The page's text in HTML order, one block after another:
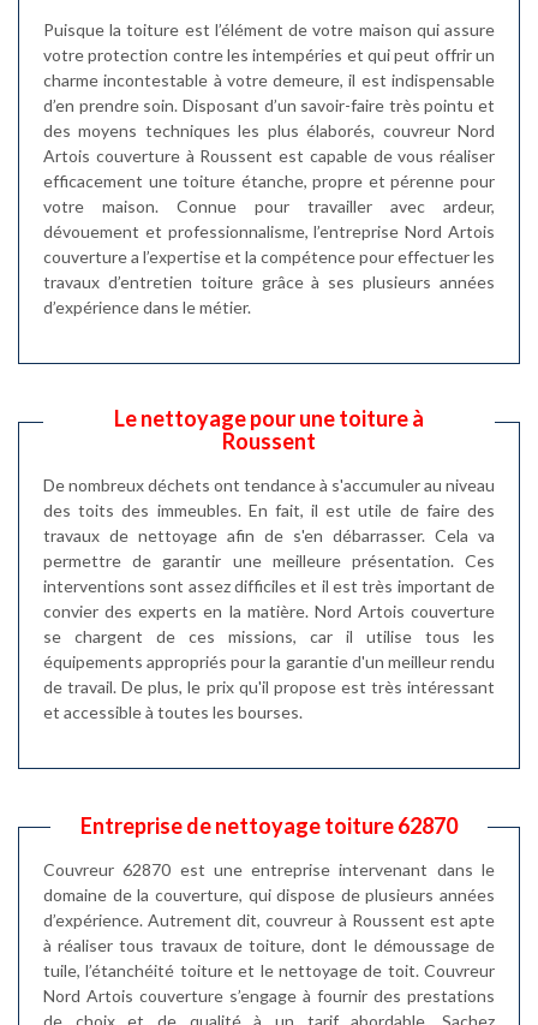
Puisque la toiture est l’élément de votre maison qui assure
votre protection contre les intempéries et qui peut offrir un
charme incontestable à votre demeure, il est indispensable
d’en prendre soin. Disposant d’un savoir-faire très pointu et
des moyens techniques les plus élaborés, couvreur Nord
Artois couverture à Roussent est capable de vous réaliser
efficacement une toiture étanche, propre et pérenne pour
votre maison. Connue pour travailler avec ardeur,
dévouement et professionnalisme, l’entreprise Nord Artois
couverture a l’expertise et la compétence pour effectuer les
travaux d’entretien toiture grâce à ses plusieurs années
d’expérience dans le métier.
Le nettoyage pour une toiture à
Roussent
De nombreux déchets ont tendance à s'accumuler au niveau
des toits des immeubles. En fait, il est utile de faire des
travaux de nettoyage afin de s'en débarrasser. Cela va
permettre de garantir une meilleure présentation. Ces
interventions sont assez difficiles et il est très important de
convier des experts en la matière. Nord Artois couverture
se chargent de ces missions, car il utilise tous les
équipements appropriés pour la garantie d'un meilleur rendu
de travail. De plus, le prix qu'il propose est très intéressant
et accessible à toutes les bourses.
Entreprise de nettoyage toiture 62870
Couvreur 62870 est une entreprise intervenant dans le
domaine de la couverture, qui dispose de plusieurs années
d’expérience. Autrement dit, couvreur à Roussent est apte
à réaliser tous travaux de toiture, dont le démoussage de
tuile, l’étanchéité toiture et le nettoyage de toit. Couvreur
Nord Artois couverture s’engage à fournir des prestations
de choix et de qualité à un tarif abordable. Sachez